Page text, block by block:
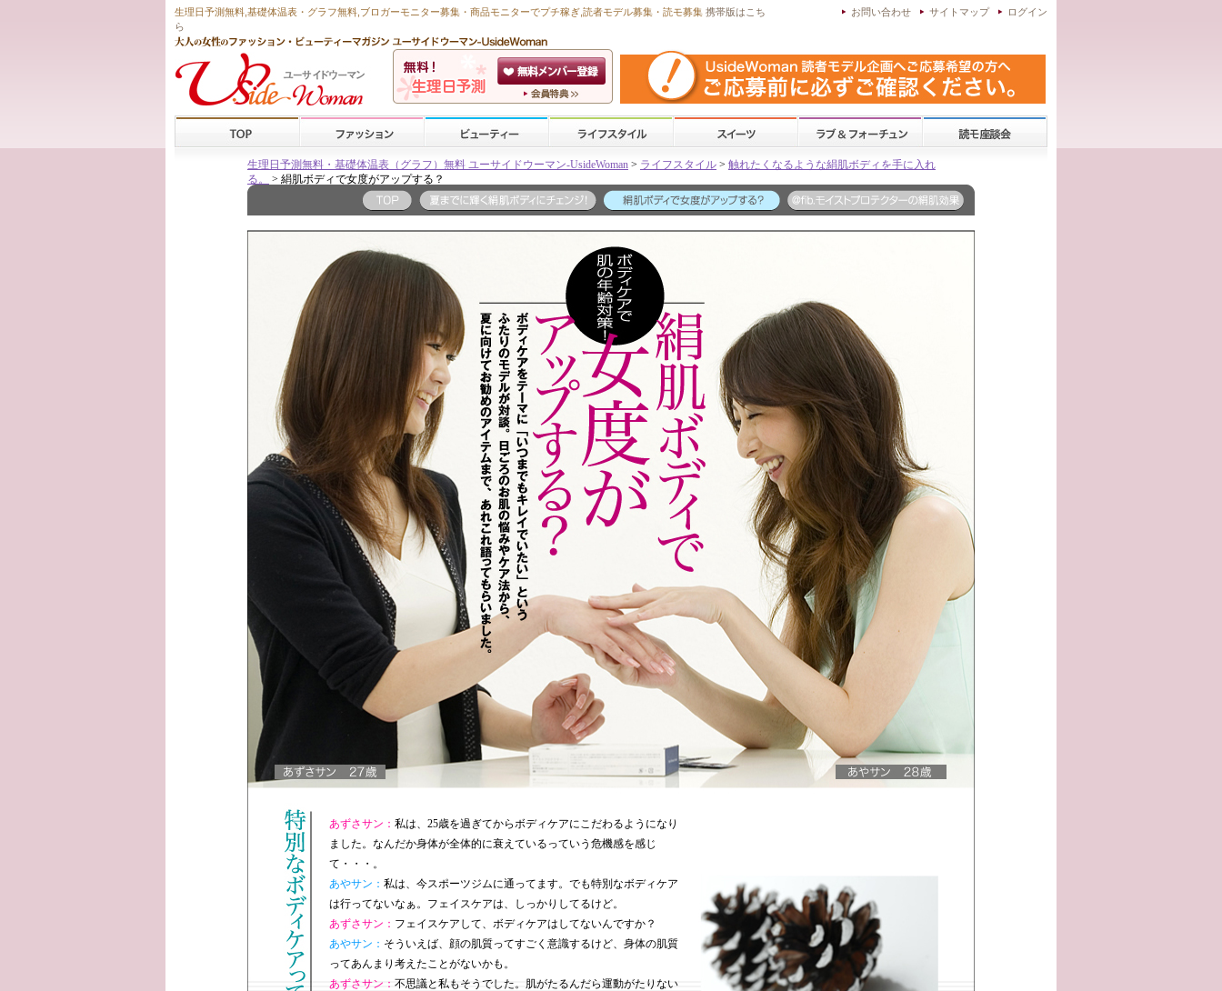
生理日予測無料 基礎体温表・グラフ無料 ,ブロガーモニター募集・商品モニターでプチ稼ぎ ,読者モデル募集・ 読モ募集 携帯版はこち
ら
ログイン
サイトマップ
お問い合わせ
生理日予測無料・基礎体温表（グラフ）無料 ユーサイドウーマン-UsideWoman > ライフスタイル > 触れたくなるような絹肌ボディを手に入れ
る。
> 絹肌ボディで女度がアップする？
あずさサン： 私は、25歳を過ぎてからボディケアにこだわるようになり
ました。なんだか身体が全体的に衰えているっていう危機感を感じ
て・・・。
あやサン： 私は、今スポーツジムに通ってます。でも特別なボディケア
は行ってないなぁ。フェイスケアは、しっかりしてるけど。
あずさサン： フェイスケアして、ボディケアはしてないんですか？
あやサン： そういえば、顔の肌質ってすごく意識するけど、身体の肌質
ってあんまり考えたことがないかも。
あずさサン： 不思議と私もそうでした。肌がたるんだら運動がたりない